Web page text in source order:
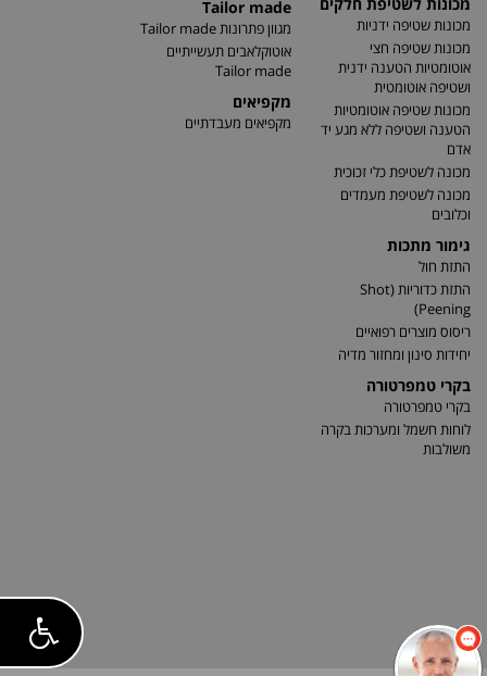
מכונות לשטיפת חלקים
מכונות שטיפה ידניות
מכונות שטיפה חצי
אוטומטיות הטענה ידנית
ושטיפה אוטומטית
מכונות שטיפה אוטומטיות
הטענה ושטיפה ללא מגע יד
אדם
מכונה לשטיפת כלי זכוכית
מכונה לשטיפת מעמדים
וכלובים
גימור מתכות
התזת חול
התזת כדוריות (Shot
Peening)
ריסוס מוצרים רפואיים
יחידות סינון ומחזור מדיה
בקרי טמפרטורה
בקרי טמפרטורה
לוחות חשמל ומערכות בקרה
משולבות
Tailor made
מגוון פתרונות Tailor made
אוטוקלאבים תעשייתיים
Tailor made
מקפיאים
מקפיאים מעבדתיים